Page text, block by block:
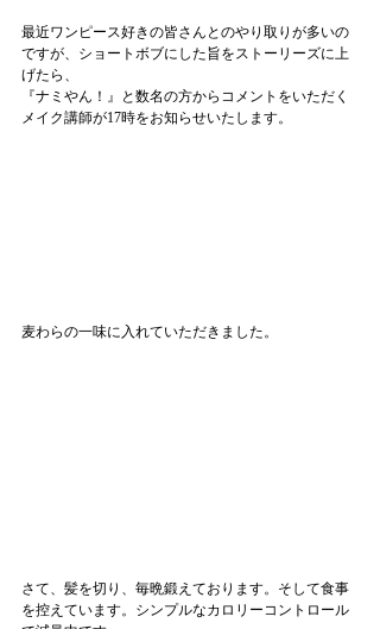
最近ワンピース好きの皆さんとのやり取りが多いの
ですが、ショートボブにした旨をストーリーズに上
げたら、
『ナミやん！』と数名の方からコメントをいただく
メイク講師が17時をお知らせいたします。
麦わらの一味に入れていただきました。
さて、髪を切り、毎晩鍛えております。そして食事
を控えています。シンプルなカロリーコントロール